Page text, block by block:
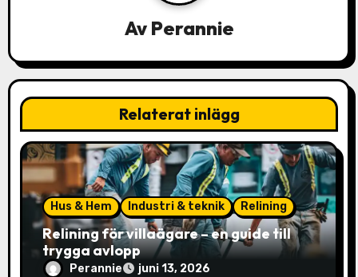
v
i
g
e
r
Av Perannie
Relaterat inlägg
Hus & Hem Industri & teknik Relining
Relining för villaägare – en guide till
trygga avlopp
Perannie juni 13, 2026